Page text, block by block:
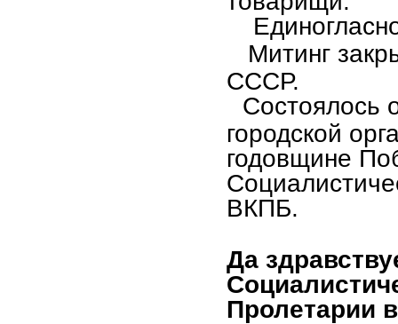
Митинг
СССР.
Состоялось
городской
годовщине
ВКПБ.
Да
Пролетарии